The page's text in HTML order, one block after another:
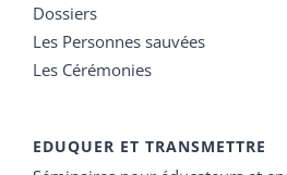
Dossiers
Les Personnes sauvées
Les Cérémonies
EDUQUER ET TRANSMETTRE